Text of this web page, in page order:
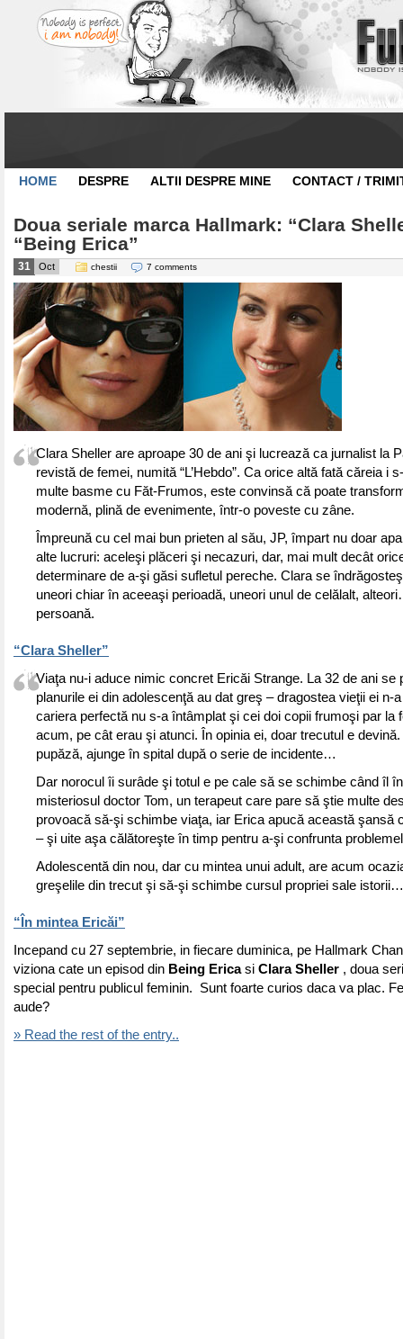
HOME DESPRE ALTII DESPRE MINE CONTACT /
Doua seriale marca Hallmark: “Clara
“Being Erica”
31 Oct chestii 7 comments
Clara Sheller are aproape 30 de ani şi lucrează ca jurnalist la
revistă de femei, numită “L’Hebdo”. Ca orice altă fată căreia i
multe basme cu Făt-Frumos, este convinsă că poate
modernă, plină de evenimente, într-o poveste cu zâne.
Împreună cu cel mai bun prieten al său, JP, împart nu doar
alte lucruri: aceleşi plăceri şi necazuri, dar, mai mult decât
determinare de a-şi găsi sufletul pereche. Clara se
uneori chiar în aceeaşi perioadă, uneori unul de celălalt,
persoană.
“Clara Sheller”
Viaţa nu-i aduce nimic concret Ericăi Strange. La 32 de ani se
planurile ei din adolescenţă au dat greş – dragostea vieţii ei n-
cariera perfectă nu s-a întâmplat şi cei doi copii frumoşi par la
acum, pe cât erau şi atunci. În opinia ei, doar trecutul e
pupăză, ajunge în spital după o serie de incidente…
Dar norocul îi surâde şi totul e pe cale să se schimbe când îl
misteriosul doctor Tom, un terapeut care pare să ştie multe
provoacă să-şi schimbe viaţa, iar Erica apucă această şansă
– şi uite aşa călătoreşte în timp pentru a-şi confrunta
Adolescentă din nou, dar cu mintea unui adult, are acum
greşelile din trecut şi să-şi schimbe cursul propriei sale istorii…
“În mintea Ericăi”
Incepand cu 27 septembrie, in fiecare duminica, pe Hallmark
viziona cate un episod din Being Ericasi Clara Sheller , doua
special pentru publicul feminin. Sunt foarte curios daca va plac.
aude?
» Read the rest of the entry..